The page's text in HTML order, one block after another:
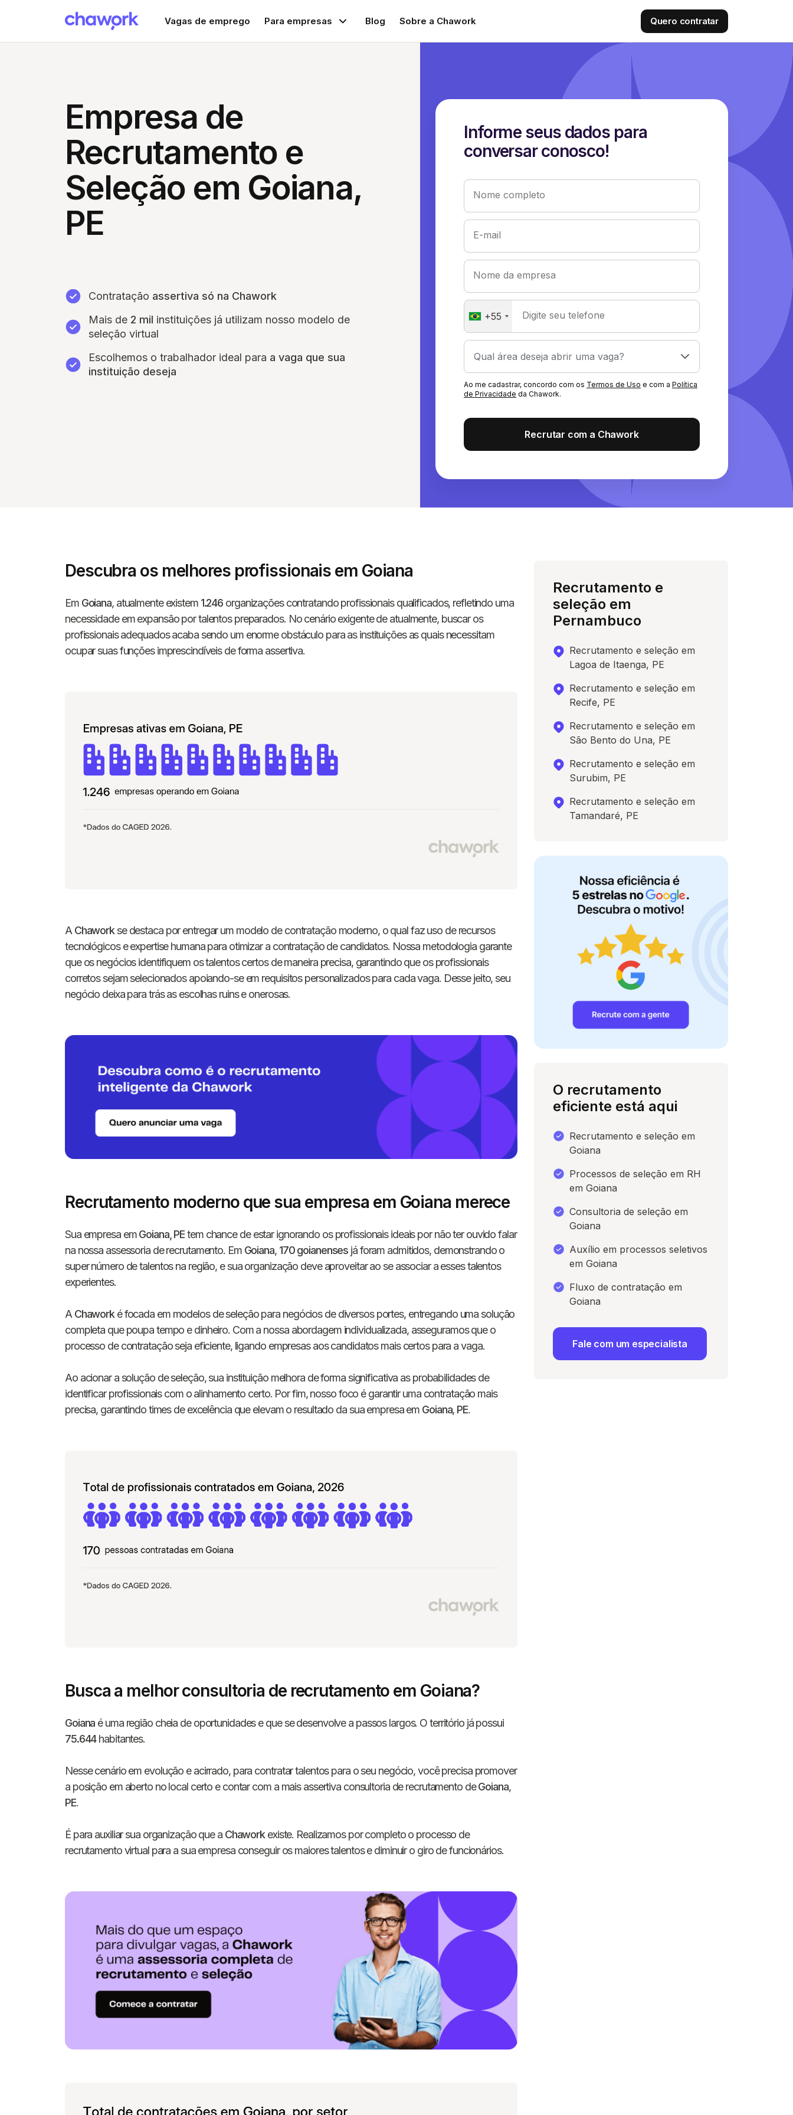
Vagas de emprego Para empresas Blog Sobre a Chawork Quero contratar
Empresa de
Recrutamento e
Seleção em Goiana,
PE
Contratação assertiva só na Chawork
Mais de 2 mil instituições já utilizam nosso modelo de
seleção virtual
Escolhemos o trabalhador ideal para a vaga que sua
instituição deseja
Informe seus dados para
conversar conosco!
Nome completo
E-mail
Nome da empresa
+55 Digite seu telefone
Ao me cadastrar, concordo com os Termos de Uso e com a Política
de Privacidade da Chawork.
Recrutar com a Chawork
Descubra os melhores profissionais em Goiana
Em Goiana, atualmente existem 1.246 organizações contratando profissionais qualificados, refletindo uma
necessidade em expansão por talentos preparados. No cenário exigente de atualmente, buscar os
profissionais adequados acaba sendo um enorme obstáculo para as instituições as quais necessitam
ocupar suas funções imprescindíveis de forma assertiva.
A Chaworkse destaca por entregar um modelo de contratação moderno, o qual faz uso de recursos
tecnológicos e expertise humana para otimizar a contratação de candidatos. Nossa metodologia garante
que os negócios identifiquem os talentos certos de maneira precisa, garantindo que os profissionais
corretos sejam selecionados apoiando-se em requisitos personalizados para cada vaga. Desse jeito, seu
negócio deixa para trás as escolhas ruins e onerosas.
Recrutamento moderno que sua empresa em Goiana merece
Sua empresa emGoiana, PEtem chance de estar ignorando os profissionais ideais por não ter ouvido falar
na nossa assessoria de recrutamento. Em Goiana, 170 goianenses já foram admitidos, demonstrando o
super número de talentos na região, e sua organização deve aproveitar ao se associar a esses talentos
experientes.
A Chawork é focada em modelos de seleção para negócios de diversos portes, entregando uma solução
completa que poupa tempo e dinheiro. Com a nossa abordagem individualizada, asseguramos que o
processo de contratação seja eficiente, ligando empresas aos candidatos mais certos para a vaga.
Ao acionar a solução de seleção, sua instituição melhora de forma significativa as probabilidades de
identificar profissionais com o alinhamento certo. Por fim, nosso foco é garantir uma contratação mais
precisa, garantindo times de excelência que elevam o resultado da sua empresa em Goiana, PE.
Busca a melhor consultoria de recrutamento em Goiana?
Goiana é uma região cheia de oportunidades e que se desenvolve a passos largos. O território já possui
75.644habitantes.
Nesse cenário em evolução e acirrado, para contratar talentos para o seu negócio, você precisa promover
a posição em aberto no local certo e contar com a mais assertiva consultoria de recrutamento deGoiana,
PE.
É para auxiliar sua organização que a Chaworkexiste. Realizamos por completo o processo de
recrutamento virtual para a sua empresa conseguir os maiores talentos e diminuir o giro de funcionários.
Recrutamento e
seleção em
Pernambuco
Recrutamento e seleção em
Lagoa de Itaenga, PE
Recrutamento e seleção em
Recife, PE
Recrutamento e seleção em
São Bento do Una, PE
Recrutamento e seleção em
Surubim, PE
Recrutamento e seleção em
Tamandaré, PE
O recrutamento
eficiente está aqui
Recrutamento e seleção em
Goiana
Processos de seleção em RH
em Goiana
Consultoria de seleção em
Goiana
Auxílio em processos seletivos
em Goiana
Fluxo de contratação em
Goiana
Fale com um especialista
Informe seus dados para conversar
conosco!
E-mail
+55 Digite seu telefone